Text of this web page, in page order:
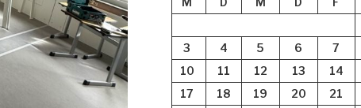
3
4 5 6 7
10
11 12 13 14
17
18 19 20 21